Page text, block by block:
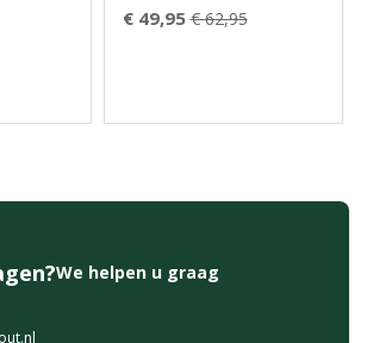
€ 49,95 € 62,95
We helpen u graag